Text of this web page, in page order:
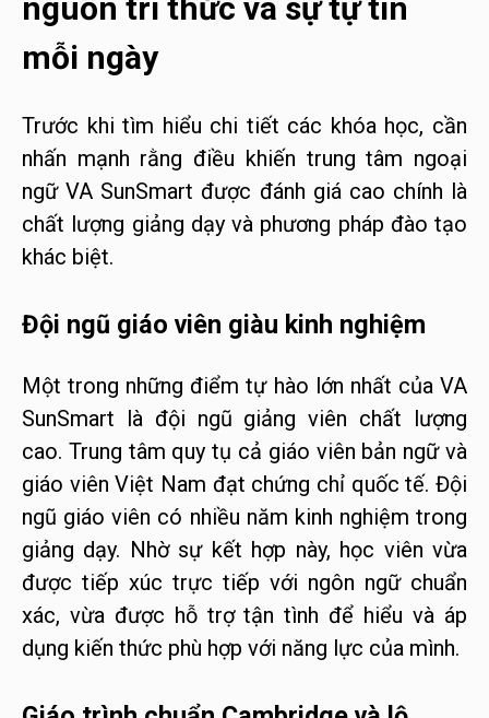
nguồn tri thức và sự tự tin
mỗi ngày
Trước khi tìm hiểu chi tiết các khóa học, cần
nhấn mạnh rằng điều khiến trung tâm ngoại
ngữ VA SunSmart được đánh giá cao chính là
chất lượng giảng dạy và phương pháp đào tạo
khác biệt.
Đội ngũ giáo viên giàu kinh nghiệm
Một trong những điểm tự hào lớn nhất của VA
SunSmart là đội ngũ giảng viên chất lượng
cao. Trung tâm quy tụ cả giáo viên bản ngữ và
giáo viên Việt Nam đạt chứng chỉ quốc tế. Đội
ngũ giáo viên có nhiều năm kinh nghiệm trong
giảng dạy. Nhờ sự kết hợp này, học viên vừa
được tiếp xúc trực tiếp với ngôn ngữ chuẩn
xác, vừa được hỗ trợ tận tình để hiểu và áp
dụng kiến thức phù hợp với năng lực của mình.